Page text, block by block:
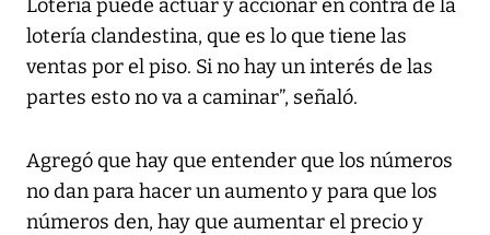
Lotería puede actuar y accionar en contra de la
lotería clandestina, que es lo que tiene las
ventas por el piso. Si no hay un interés de las
partes esto no va a caminar”, señaló.
Agregó que hay que entender que los números
no dan para hacer un aumento y para que los
números den, hay que aumentar el precio y